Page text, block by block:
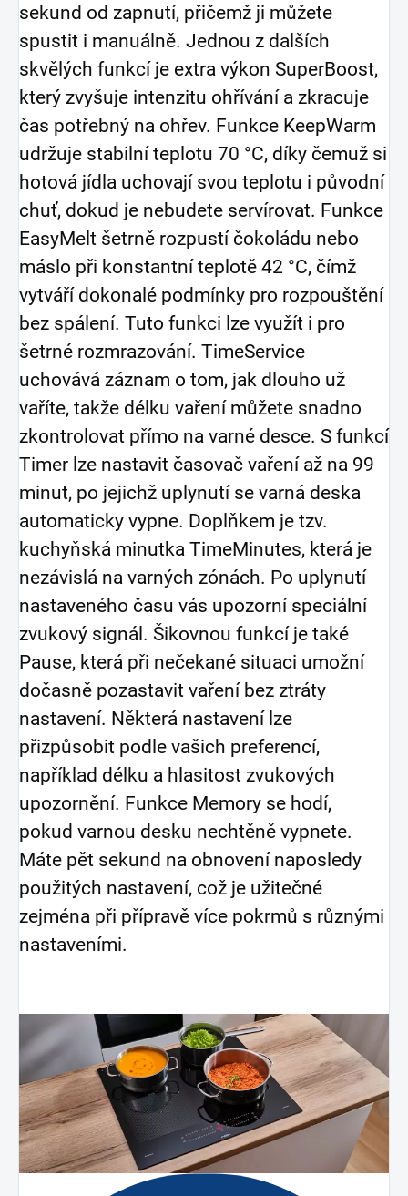
sekund od zapnutí, přičemž ji můžete
spustit i manuálně. Jednou z dalších
skvělých funkcí je extra výkon SuperBoost,
který zvyšuje intenzitu ohřívání a zkracuje
čas potřebný na ohřev. Funkce KeepWarm
udržuje stabilní teplotu 70 °C, díky čemuž si
hotová jídla uchovají svou teplotu i původní
chuť, dokud je nebudete servírovat. Funkce
EasyMelt šetrně rozpustí čokoládu nebo
máslo při konstantní teplotě 42 °C, čímž
vytváří dokonalé podmínky pro rozpouštění
bez spálení. Tuto funkci lze využít i pro
šetrné rozmrazování. TimeService
uchovává záznam o tom, jak dlouho už
vaříte, takže délku vaření můžete snadno
zkontrolovat přímo na varné desce. S funkcí
Timer lze nastavit časovač vaření až na 99
minut, po jejichž uplynutí se varná deska
automaticky vypne. Doplňkem je tzv.
kuchyňská minutka TimeMinutes, která je
nezávislá na varných zónách. Po uplynutí
nastaveného času vás upozorní speciální
zvukový signál. Šikovnou funkcí je také
Pause, která při nečekané situaci umožní
dočasně pozastavit vaření bez ztráty
nastavení. Některá nastavení lze
přizpůsobit podle vašich preferencí,
například délku a hlasitost zvukových
upozornění. Funkce Memory se hodí,
pokud varnou desku nechtěně vypnete.
Máte pět sekund na obnovení naposledy
použitých nastavení, což je užitečné
zejména při přípravě více pokrmů s různými
nastaveními.